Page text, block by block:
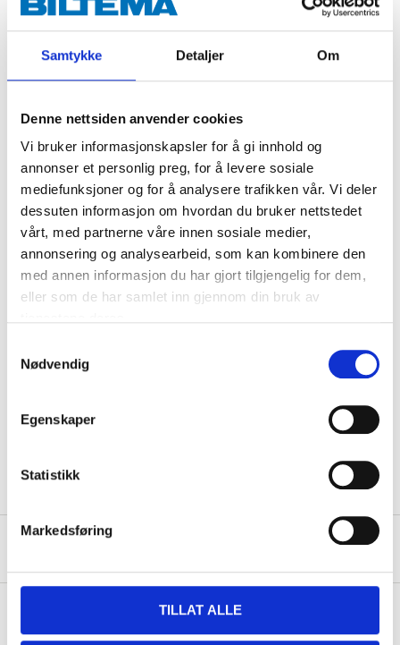
Samtykke Detaljer Om
Denne nettsiden anvender cookies
Vi bruker informasjonskapsler for å gi innhold og
annonser et personlig preg, for å levere sosiale
mediefunksjoner og for å analysere trafikken vår. Vi deler
dessuten informasjon om hvordan du bruker nettstedet
vårt, med partnerne våre innen sosiale medier,
annonsering og analysearbeid, som kan kombinere den
med annen informasjon du har gjort tilgjengelig for dem,
eller som de har samlet inn gjennom din bruk av
Nødvendig
Egenskaper
Statistikk
Markedsføring
TILLAT ALLE
Description
flat profile. Special composition that cuts steel beams
and profiles, softer metals, stainless steel, and
stoneware, such as tiles, marble and slate. Contains
less than 0.1% iron, sulphur and chlorine, and
therefore does not contaminate the stainless steel.
Technical specifications
Thickness
About the manufacturer